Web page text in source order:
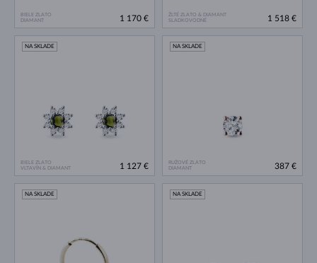
BIELE ZLATO
DIAMANT
1 170 €
ŽLTÉ ZLATO & DIAMANT
SLADKOVODNÉ
1 518 €
BIELE ZLATO
VLTAVÍN & DIAMANT
NA SKLADE
1 127 €
RUŽOVÉ ZLATO
DIAMANT
NA SKLADE
387 €
NA SKLADE NA SKLADE